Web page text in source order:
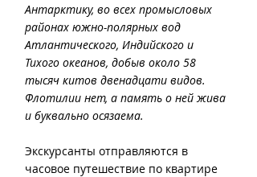
Антарктику, во всех промысловых
районах южно-полярных вод
Атлантического, Индийского и
Тихого океанов, добыв около 58
тысяч китов двенадцати видов.
Флотилии нет, а память о ней жива
и буквально осязаема.
Экскурсанты отправляются в
часовое путешествие по квартире